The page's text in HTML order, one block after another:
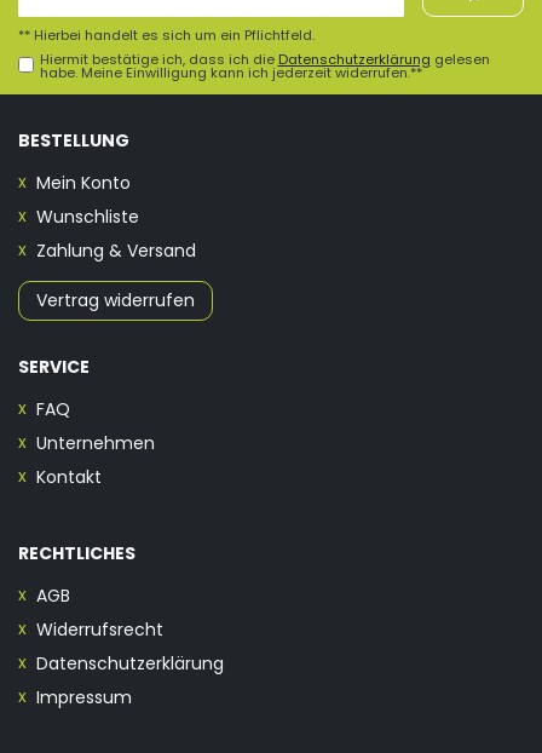
Hiermit bestätige ich, dass ich die Daten­schutz­erklärung gelesen
habe. Meine Einwilligung kann ich jederzeit widerrufen.**
** Hierbei handelt es sich um ein Pflichtfeld.
BESTELLUNG
Mein Konto
Wunschliste
Zahlung & Versand
Vertrag widerrufen
SERVICE
FAQ
Unternehmen
Kontakt
RECHTLICHES
AGB
Widerrufsrecht
Datenschutzerklärung
Impressum